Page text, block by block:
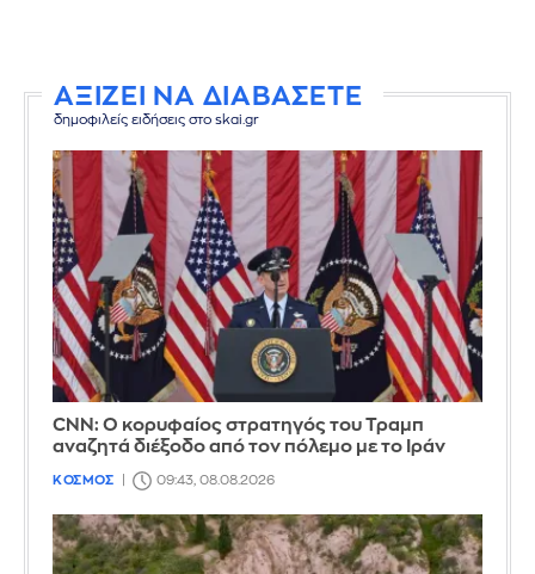
ΑΞΙΖΕΙ ΝΑ ΔΙΑΒΑΣΕΤΕ
δημοφιλείς ειδήσεις στο skai.gr
CNN: Ο κορυφαίος στρατηγός του Τραμπ
αναζητά διέξοδο από τον πόλεμο με το Ιράν
ΚΟΣΜΟΣ 09:43, 08.08.2026